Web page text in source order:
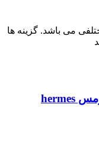
می باشد. گزینه ها